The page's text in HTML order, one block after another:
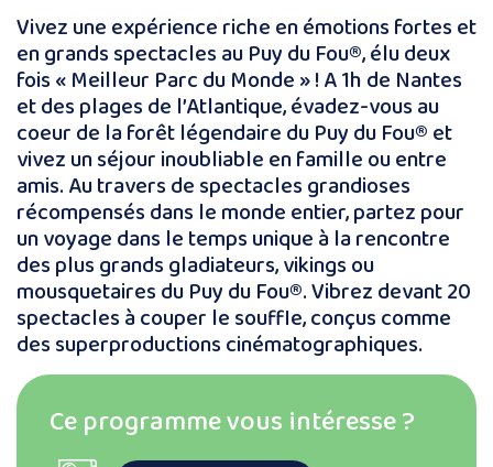
Vivez une expérience riche en émotions fortes et
en grands spectacles au Puy du Fou®, élu deux
fois « Meilleur Parc du Monde » ! A 1h de Nantes
et des plages de l’Atlantique, évadez-vous au
coeur de la forêt légendaire du Puy du Fou® et
vivez un séjour inoubliable en famille ou entre
amis. Au travers de spectacles grandioses
récompensés dans le monde entier, partez pour
un voyage dans le temps unique à la rencontre
des plus grands gladiateurs, vikings ou
mousquetaires du Puy du Fou®. Vibrez devant 20
spectacles à couper le souffle, conçus comme
des superproductions cinématographiques.
Ce programme vous intéresse ?